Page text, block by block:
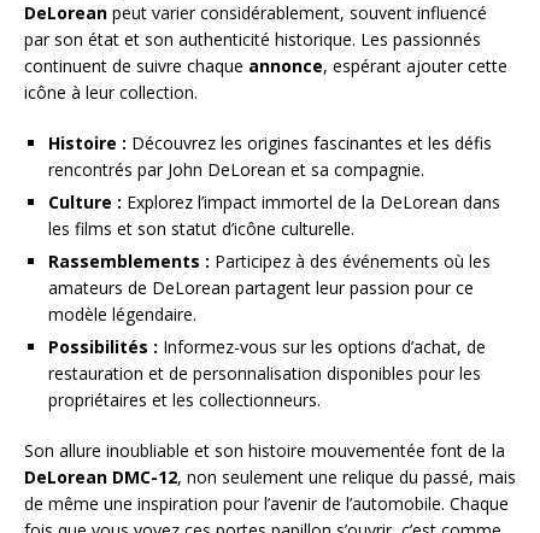
DeLorean peut varier considérablement, souvent influencé
par son état et son authenticité historique. Les passionnés
continuent de suivre chaque annonce, espérant ajouter cette
icône à leur collection.
Histoire : Découvrez les origines fascinantes et les défis
rencontrés par John DeLorean et sa compagnie.
Culture : Explorez l’impact immortel de la DeLorean dans
les films et son statut d’icône culturelle.
Rassemblements : Participez à des événements où les
amateurs de DeLorean partagent leur passion pour ce
modèle légendaire.
Possibilités : Informez-vous sur les options d’achat, de
restauration et de personnalisation disponibles pour les
propriétaires et les collectionneurs.
Son allure inoubliable et son histoire mouvementée font de la
DeLorean DMC-12, non seulement une relique du passé, mais
de même une inspiration pour l’avenir de l’automobile. Chaque